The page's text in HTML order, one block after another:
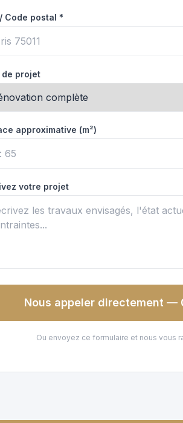
Code postal *
de projet
approximative (m²)
votre projet
Nous appeler directement —
Ou envoyez ce formulaire et nous vous